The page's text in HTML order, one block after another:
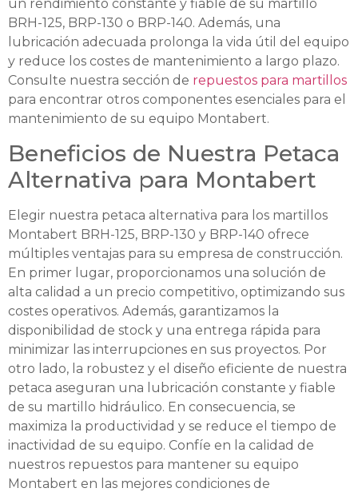
un rendimiento constante y fiable de su martillo
BRH-125, BRP-130 o BRP-140. Además, una
lubricación adecuada prolonga la vida útil del equipo
y reduce los costes de mantenimiento a largo plazo.
Consulte nuestra sección de repuestos para martillos
para encontrar otros componentes esenciales para el
mantenimiento de su equipo Montabert.
Beneficios de Nuestra Petaca
Alternativa para Montabert
Elegir nuestra petaca alternativa para los martillos
Montabert BRH-125, BRP-130 y BRP-140 ofrece
múltiples ventajas para su empresa de construcción.
En primer lugar, proporcionamos una solución de
alta calidad a un precio competitivo, optimizando sus
costes operativos. Además, garantizamos la
disponibilidad de stock y una entrega rápida para
minimizar las interrupciones en sus proyectos. Por
otro lado, la robustez y el diseño eficiente de nuestra
petaca aseguran una lubricación constante y fiable
de su martillo hidráulico. En consecuencia, se
maximiza la productividad y se reduce el tiempo de
inactividad de su equipo. Confíe en la calidad de
nuestros repuestos para mantener su equipo
Montabert en las mejores condiciones de